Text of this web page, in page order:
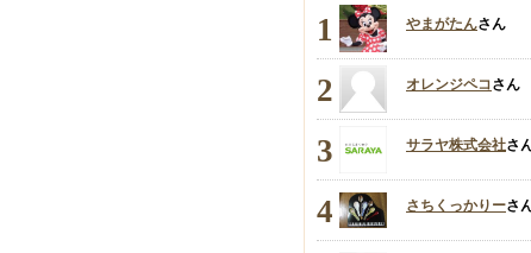
1 やまがたんさん
2 オレンジペコさん
3 サラヤ株式会社さ
4 さちくっかりーさ